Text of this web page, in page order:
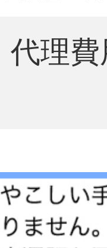
理